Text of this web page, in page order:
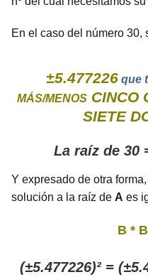
En el caso del número 30,
±5.477226 que
MÁS/MENOS CINCO
SIETE
La raíz de 30
Y expresado de otra
solución a la raíz de A es
B *
(±5.477226)² =